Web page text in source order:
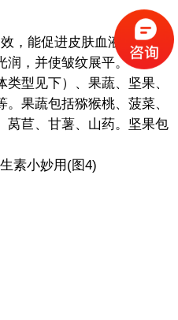
，能促进皮肤血液循环和
润，并使皱纹展平。
型见下）、果蔬、坚果、
果蔬包括猕猴桃、菠菜、
莴苣、甘薯、山药。坚果包